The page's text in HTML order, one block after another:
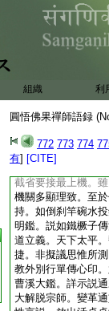
組織 利
圓悟佛果禪師語録
772 773 774
有] [CITE]
勢意氣卒難調伏。
千緒。除非自己直
定休歇之場。尤能
觀一切法如夢幻泡
楊内翰諸在家勝士
轉化未悟。同入無
南閻浮提。打一遭
示隆知藏
有祖已來。唯務單
露布列窠窟鈍置人
對機設教。立世垂
截省要接最上機。
機關多顯理致。至
持。如倒刹竿碗水
明鑑。説如鐵橛子
道立義。天下太平
捷。非擬議思惟所
教外別行單傳心印
曹溪大鑑。詳示説
大解脱宗師。變革